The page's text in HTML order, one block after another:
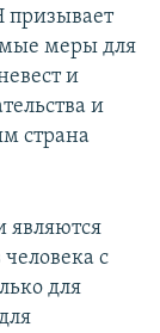
призывает
меры для
и
и
страна
являются
с
для